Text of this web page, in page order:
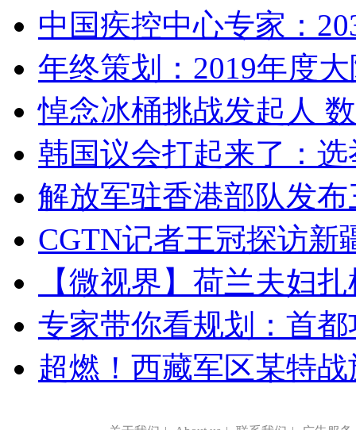
中国疾控中心专家：
年终策划：2019年度
悼念冰桶挑战发起人
韩国议会打起来了：
解放军驻香港部队发
CGTN记者王冠探访新
【微视界】荷兰夫妇
专家带你看规划：首
超燃！西藏军区某特